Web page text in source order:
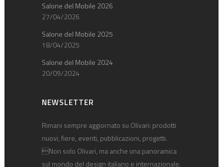
Salone del Mobile 2026
27/04/2026
Salone del Mobile 2025
18/04/2025
Salone del Mobile 2024
20/09/2024
NEWSLETTER
Rimani sempre aggiornato su Olivari: prodotti
nuovi, fiere, eventi, pubblicazioni, progetti.
Non solo Olivari, ma anche una panoramica
sul mondo del design italiano e internazionale.